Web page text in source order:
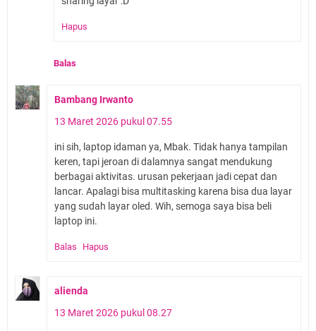
Hapus
Balas
Bambang Irwanto
13 Maret 2026 pukul 07.55
ini sih, laptop idaman ya, Mbak. Tidak hanya tampilan
keren, tapi jeroan di dalamnya sangat mendukung
berbagai aktivitas. urusan pekerjaan jadi cepat dan
lancar. Apalagi bisa multitasking karena bisa dua layar
yang sudah layar oled. Wih, semoga saya bisa beli
laptop ini.
Balas Hapus
alienda
13 Maret 2026 pukul 08.27